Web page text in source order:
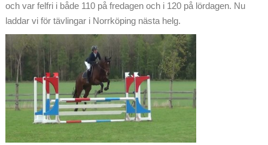
och var felfri i både 110 på fredagen och i 120 på lördagen. Nu
laddar vi för tävlingar i Norrköping nästa helg.